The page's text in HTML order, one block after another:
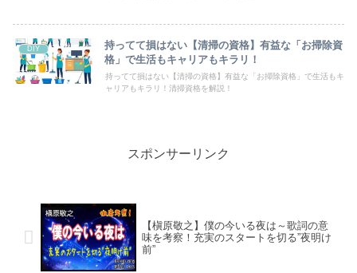
DIY
持ってて損はない【清掃の資格】有益な「お掃除資
格」で生活もキャリアもキラリ！
持ってて損はない【清掃の資格】有益な「お掃除資格」で生活もキ
ャリアもキラリ！清掃資格を解説！
スポンサーリンク
【槇原敬之】僕の今いる夜は～歌詞の意
味を考察！充実のスタートを切る”夜明け
前”